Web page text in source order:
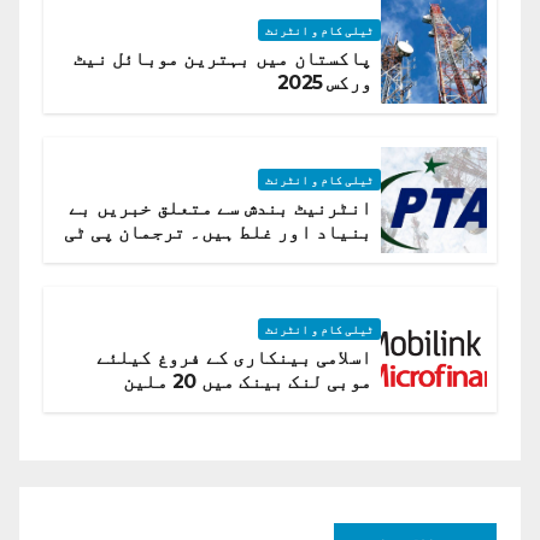
ٹیلی کام و انٹرنٹ
پاکستان میں بہترین موبائل نیٹ
ورکس 2025
ٹیلی کام و انٹرنٹ
انٹرنیٹ بندش سے متعلق خبریں بے
بنیاد اور غلط ہیں۔ ترجمان پی ٹی
ٹیلی کام و انٹرنٹ
اسلامی بینکاری کے فروغ کیلئے
موبی لنک بینک میں 20 ملین